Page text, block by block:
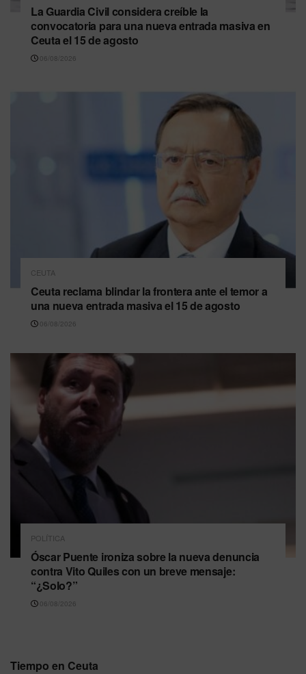
La Guardia Civil considera creíble la
convocatoria para una nueva entrada masiva en
Ceuta el 15 de agosto
06/08/2026
CEUTA
Ceuta reclama blindar la frontera ante el temor a
una nueva entrada masiva el 15 de agosto
06/08/2026
POLÍTICA
Óscar Puente ironiza sobre la nueva denuncia
contra Vito Quiles con un breve mensaje:
“¿Solo?”
06/08/2026
Tiempo en Ceuta